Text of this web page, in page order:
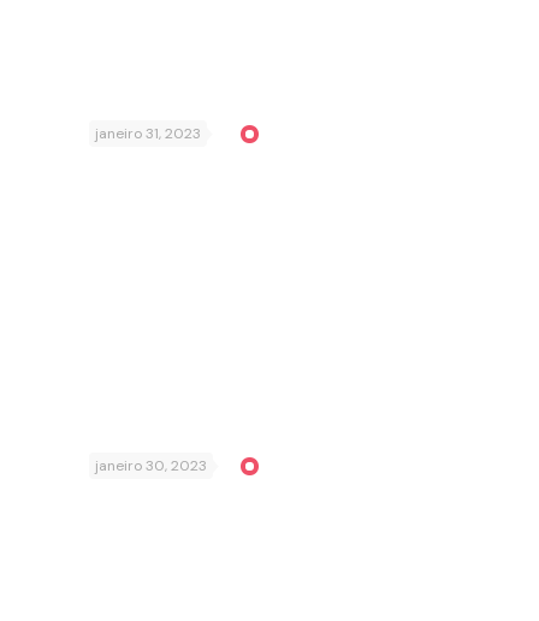
janeiro 31, 2023
janeiro 30, 2023